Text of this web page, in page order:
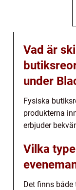
Vad är
under
Fysiska
produkterna
erbjuder
Vilka
Det finns